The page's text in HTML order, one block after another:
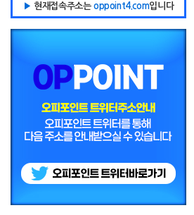
▶ 현재접속주소는 oppoint4.com입니다